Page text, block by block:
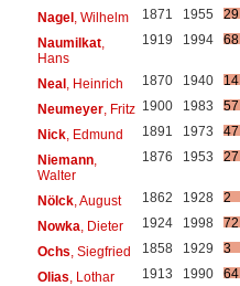
Nagel, Wilhelm 1871 1955
29
Naumilkat,
Hans
1919 1994 68
Neal, Heinrich 1870 1940
14
Neumeyer, Fritz 1900 1983
57
Nick, Edmund 1891 1973
47
Niemann,
Walter
1876 1953 27
Nölck, August 1862 1928
2
Nowka , Dieter 1924 1998
72
Ochs , Siegfried 1858 1929
3
Olias , Lothar 1913 1990
64